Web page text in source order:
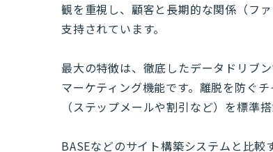
観を重視し、顧客と長期的な関係（フ
支持されています。
最大の特徴は、徹底したデータドリブ
マーケティング機能です。離脱を防ぐ
（ステップメールや割引など）を標準
BASEなどのサイト構築システムと比